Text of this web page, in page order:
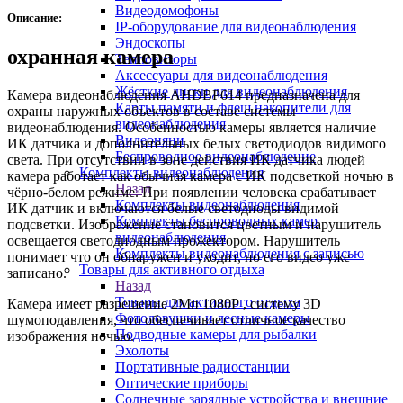
Видеодомофоны
IP-оборудование для видеонаблюдения
Эндоскопы
Тепловизоры
Аксессуары для видеонаблюдения
Жёсткие диски для видеонаблюдения
Карты памяти и флеш накопители для
видеонаблюдения
Видеоняни
Беспроводное видеонаблюдение
Комплекты видеонаблюдения
Назад
Комплекты видеонаблюдения
Комплекты беспроводных камер
видеонаблюдения
Комплекты видеонаблюдения с записью
Товары для активного отдыха
Назад
Товары для активного отдыха
Фотоловушки и лесные камеры
Подводные камеры для рыбалки
Эхолоты
Портативные радиостанции
Оптические приборы
Солнечные зарядные устройства и внешние
Описание:
охранная камера
Камера видеонаблюдения AHDBP614 предназначена для
охраны наружных объектов в составе системы
видеонаблюдения. Особенностью камеры является наличие
ИК датчика и дополнительных белых светодиодов видимого
света. При отсутствии в зоне действия ИК датчика людей
камера работает как обычная камера с ИК подсветкой ночью в
чёрно-белом режиме. При появлении человека срабатывает
ИК датчик и включаются белые светодиоды видимой
подсветки. Изображение становится цветным и нарушитель
освещается светодиодным прожектором. Нарушитель
понимает что он обнаружен и уходит, но его видео уже
записано.
Камера имеет разрешение 2Мп 1080Р , систему 3D
шумоподавления, что обеспечивает отличное качество
изображения ночью.